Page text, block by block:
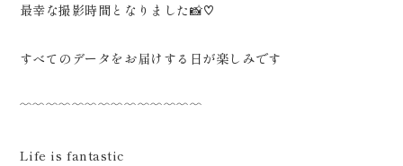
最幸な撮影時間となりました📸♡
すべてのデータをお届けする日が楽しみです️
﹌﹌﹌﹌﹌﹌﹌﹌﹌﹌﹌﹌﹌﹌
Life is fantastic